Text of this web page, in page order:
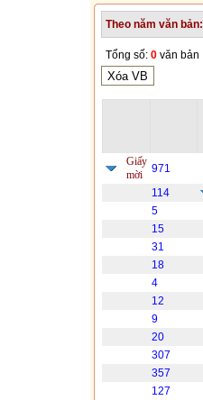
Theo năm văn bản:
Tổng số: 0 văn bản
Giấy
mời
971
114
5
15
31
18
4
12
9
20
307
357
127